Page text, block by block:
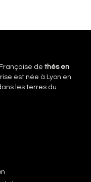
de thés en
est née à Lyon en
les terres du